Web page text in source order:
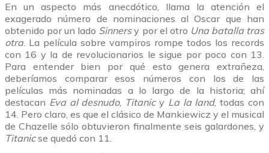
En un aspecto más anecdótico, llama la atención el
exagerado número de nominaciones al Oscar que han
obtenido por un lado Sinnersy por el otro Una batalla tras
otra. La película sobre vampiros rompe todos los records
con 16 y la de revolucionarios le sigue por poco con 13.
Para entender bien por qué esto genera extrañeza,
deberíamos comparar esos números con los de las
películas más nominadas a lo largo de la historia; ahí
destacan Eva al desnudo, Titanicy La la land, todas con
14. Pero claro, es que el clásico de Mankiewicz y el musical
de Chazelle sólo obtuvieron finalmente seis galardones, y
Titanicse quedó con 11.